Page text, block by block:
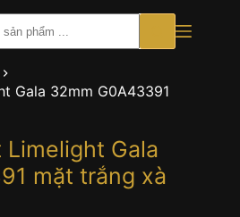
Gala 32mm G0A43391
Gala
mặt trắng xà